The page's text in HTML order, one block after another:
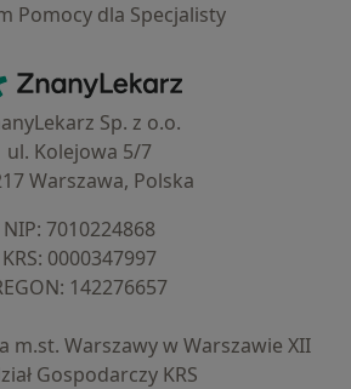
Pomocy dla Specjalisty
ZnanyLekarz - Strona główna
Sp. z o.o.
ul. Kolejowa 5/7
Warszawa, Polska
NIP: ⁠7010224868
KRS: ⁠0000347997
⁠142276657
m.st. Warszawy w Warszawie XII
Gospodarczy KRS